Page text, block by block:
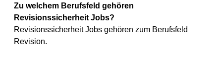
Zu welchem Berufsfeld gehören
Revisionssicherheit Jobs?
Revisionssicherheit Jobs gehören zum Berufsfeld
Revision.